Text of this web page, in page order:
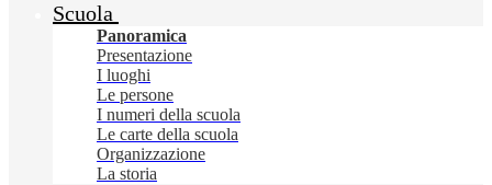
Scuola
Panoramica
Presentazione
I luoghi
Le persone
I numeri della scuola
Le carte della scuola
Organizzazione
La storia